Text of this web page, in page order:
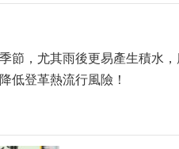
節，尤其雨後更易產生積水
低登革熱流行風險！